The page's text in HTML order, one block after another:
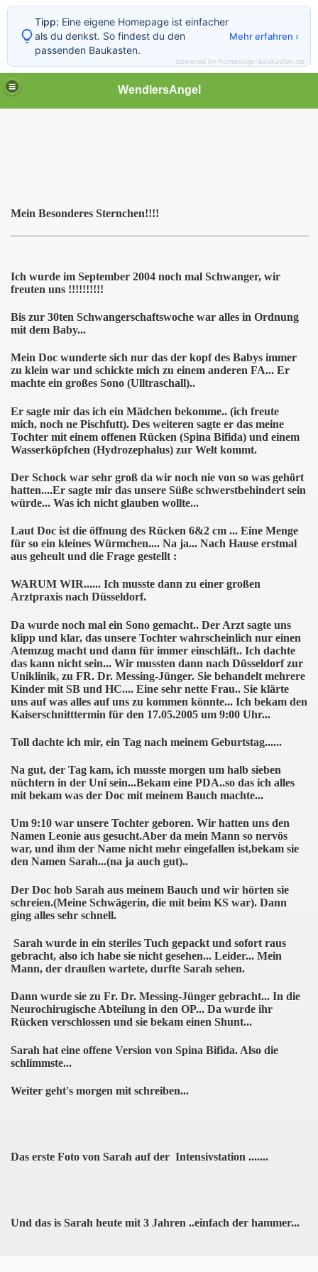
WendlersAngel
Mein Besonderes Sternchen!!!!
Ich wurde im September 2004 noch mal Schwanger, wir
freuten uns !!!!!!!!!!
Bis zur 30ten Schwangerschaftswoche war alles in Ordnung
mit dem Baby...
Mein Doc wunderte sich nur das der kopf des Babys immer
zu klein war und schickte mich zu einem anderen FA... Er
machte ein großes Sono (Ulltraschall)..
Er sagte mir das ich ein Mädchen bekomme.. (ich freute
mich, noch ne Pischfutt). Des weiteren sagte er das meine
Tochter mit einem offenen Rücken (Spina Bifida) und einem
Wasserköpfchen (Hydrozephalus) zur Welt kommt.
Der Schock war sehr groß da wir noch nie von so was gehört
hatten....Er sagte mir das unsere Süße schwerstbehindert sein
würde... Was ich nicht glauben wollte...
Laut Doc ist die öffnung des Rücken 6&2 cm ... Eine Menge
für so ein kleines Würmchen.... Na ja... Nach Hause erstmal
aus geheult und die Frage gestellt :
WARUM WIR...... Ich musste dann zu einer großen
Arztpraxis nach Düsseldorf.
Da wurde noch mal ein Sono gemacht.. Der Arzt sagte uns
klipp und klar, das unsere Tochter wahrscheinlich nur einen
Atemzug macht und dann für immer einschläft.. Ich dachte
das kann nicht sein... Wir mussten dann nach Düsseldorf zur
Uniklinik, zu FR. Dr. Messing-Jünger. Sie behandelt mehrere
Kinder mit SB und HC.... Eine sehr nette Frau.. Sie klärte
uns auf was alles auf uns zu kommen könnte... Ich bekam den
Kaiserschnitttermin für den 17.05.2005 um 9:00 Uhr...
Toll dachte ich mir, ein Tag nach meinem Geburtstag......
Na gut, der Tag kam, ich musste morgen um halb sieben
nüchtern in der Uni sein...Bekam eine PDA..so das ich alles
mit bekam was der Doc mit meinem Bauch machte...
Um 9:10 war unsere Tochter geboren. Wir hatten uns den
Namen Leonie aus gesucht.Aber da mein Mann so nervös
war, und ihm der Name nicht mehr eingefallen ist,bekam sie
den Namen Sarah...(na ja auch gut)..
Der Doc hob Sarah aus meinem Bauch und wir hörten sie
schreien.(Meine Schwägerin, die mit beim KS war). Dann
ging alles sehr schnell.
Sarah wurde in ein steriles Tuch gepackt und sofort raus
gebracht, also ich habe sie nicht gesehen... Leider... Mein
Mann, der draußen wartete, durfte Sarah sehen.
Dann wurde sie zu Fr. Dr. Messing-Jünger gebracht... In die
Neurochirugische Abteilung in den OP... Da wurde ihr
Rücken verschlossen und sie bekam einen Shunt...
Sarah hat eine offene Version von Spina Bifida. Also die
schlimmste...
Weiter geht's morgen mit schreiben...
Das erste Foto von Sarah auf der Intensivstation .......
Und das is Sarah heute mit 3 Jahren ..einfach der hammer...
Tipp: Eine eigene Homepage ist einfacher
als du denkst. So findest du den
passenden Baukasten.
Mehr erfahren ›
powered by homepage-baukasten.de